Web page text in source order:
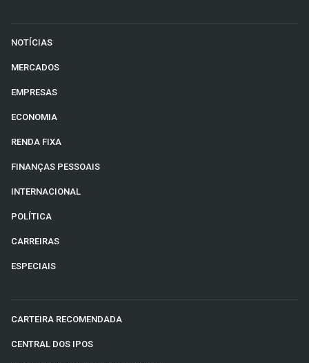
NOTÍCIAS
MERCADOS
EMPRESAS
ECONOMIA
RENDA FIXA
FINANÇAS PESSOAIS
INTERNACIONAL
POLÍTICA
CARREIRAS
ESPECIAIS
CARTEIRA RECOMENDADA
CENTRAL DOS IPOS